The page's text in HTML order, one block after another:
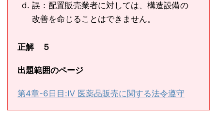
誤：配置販売業者に対しては、構造設備の
改善を命じることはできません。
正解 ５
出題範囲のページ
第4章-6日目:Ⅳ 医薬品販売に関する法令遵守